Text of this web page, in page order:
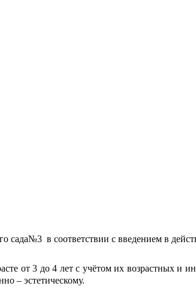
сада№3 в соответствии с введением в
от 3 до 4 лет с учётом их возрастных и
– эстетическому.